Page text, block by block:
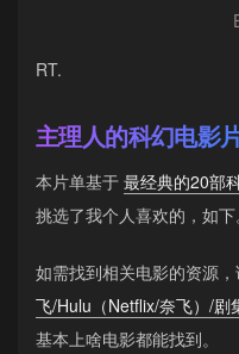
RT.
主理人的科幻电影
本片单基于 最经典的20部
挑选了我个人喜欢的，如下
如需找到相关电影的资源，
飞/Hulu（Netflix/奈飞）/剧
基本上啥电影都能找到。